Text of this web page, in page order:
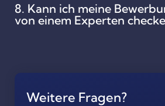
8. Kann ich meine
von einem Experten
Weitere Fragen?